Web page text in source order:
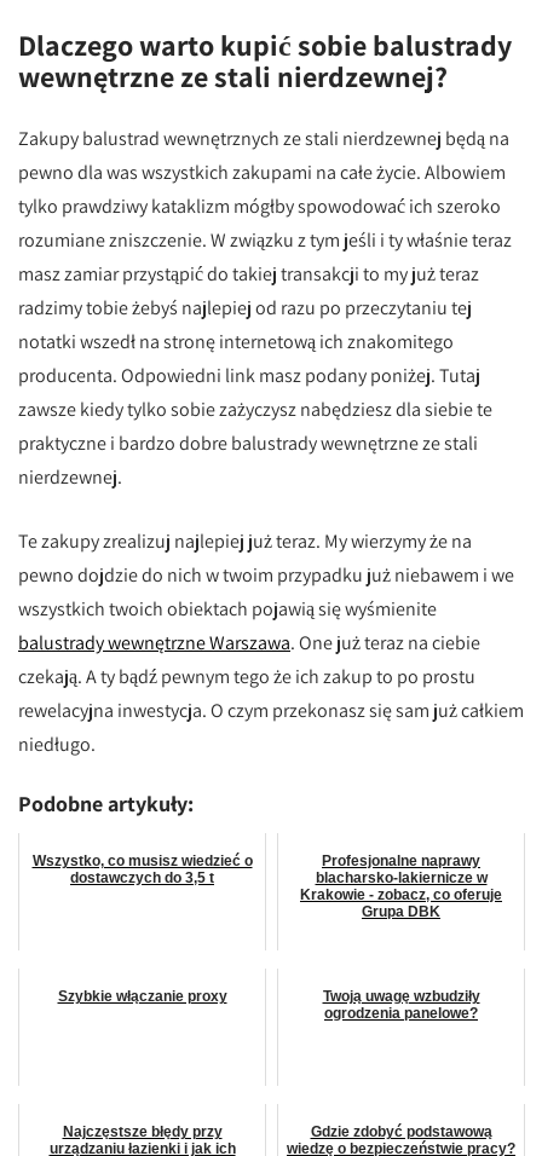
Dlaczego warto kupić sobie balustrady
wewnętrzne ze stali nierdzewnej?
Zakupy balustrad wewnętrznych ze stali nierdzewnej będą na
pewno dla was wszystkich zakupami na całe życie. Albowiem
tylko prawdziwy kataklizm mógłby spowodować ich szeroko
rozumiane zniszczenie. W związku z tym jeśli i ty właśnie teraz
masz zamiar przystąpić do takiej transakcji to my już teraz
radzimy tobie żebyś najlepiej od razu po przeczytaniu tej
notatki wszedł na stronę internetową ich znakomitego
producenta. Odpowiedni link masz podany poniżej. Tutaj
zawsze kiedy tylko sobie zażyczysz nabędziesz dla siebie te
praktyczne i bardzo dobre balustrady wewnętrzne ze stali
nierdzewnej.
Te zakupy zrealizuj najlepiej już teraz. My wierzymy że na
pewno dojdzie do nich w twoim przypadku już niebawem i we
wszystkich twoich obiektach pojawią się wyśmienite
balustrady wewnętrzne Warszawa. One już teraz na ciebie
czekają. A ty bądź pewnym tego że ich zakup to po prostu
rewelacyjna inwestycja. O czym przekonasz się sam już całkiem
niedługo.
Podobne artykuły:
Wszystko, co musisz wiedzieć o
dostawczych do 3,5 t
Profesjonalne naprawy
blacharsko-lakiernicze w
Krakowie - zobacz, co oferuje
Grupa DBK
Szybkie włączanie proxy
Twoją uwagę wzbudziły
ogrodzenia panelowe?
Najczęstsze błędy przy
urządzaniu łazienki i jak ich
Gdzie zdobyć podstawową
wiedzę o bezpieczeństwie pracy?